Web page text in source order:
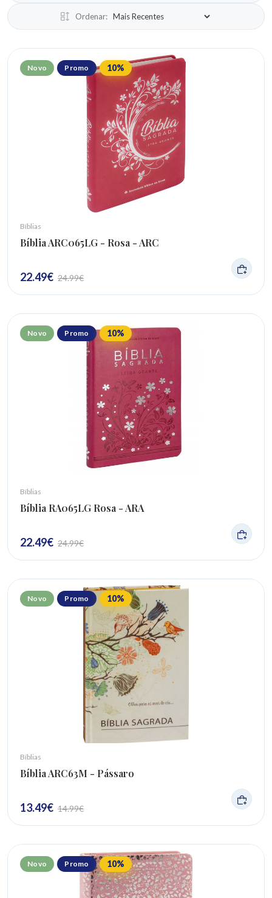
Ordenar:
Novo Promo 10%
Bíblias
Bíblia ARC065LG - Rosa - ARC
22.49€ 24.99€
Novo Promo 10%
Bíblias
Bíblia RA065LG Rosa - ARA
22.49€ 24.99€
Novo Promo 10%
Bíblias
Bíblia ARC63M - Pássaro
13.49€ 14.99€
Novo Promo 10%